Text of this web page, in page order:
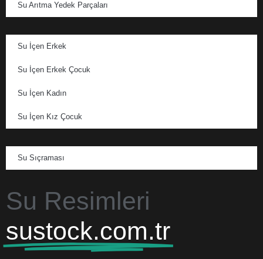
Su Arıtma Yedek Parçaları
Su İçen Erkek
Su İçen Erkek Çocuk
Su İçen Kadın
Su İçen Kız Çocuk
Su Sıçraması
Su Resimleri
sustock.com.tr